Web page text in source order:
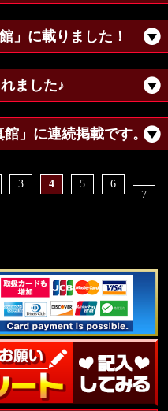
」に載りました！
ました♪
」に連続掲載です。
3 4 5
6
7